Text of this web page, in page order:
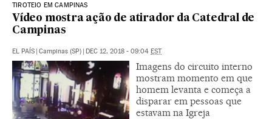
TIROTEIO EM CAMPINAS
Vídeo mostra ação de atirador da Catedral de
Campinas
EL PAÍS | Campinas (SP) | DEC 12, 2018 - 09:04 EST
Imagens do circuito interno
mostram momento em que
homem levanta e começa a
disparar em pessoas que
estavam na Igreja